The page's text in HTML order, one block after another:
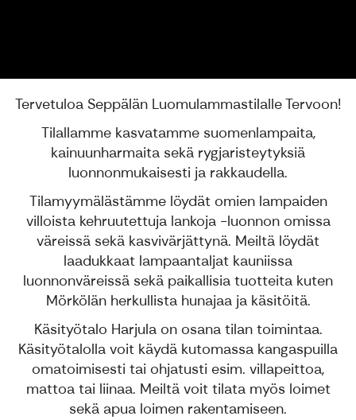
Tervetuloa Seppälän Luomulammastilalle Tervoon!
Tilallamme kasvatamme suomenlampaita,
kainuunharmaita sekä rygjaristeytyksiä
luonnonmukaisesti ja rakkaudella.
Tilamyymälästämme löydät omien lampaiden
villoista kehruutettuja lankoja -luonnon omissa
väreissä sekä kasvivärjättynä. Meiltä löydät
laadukkaat lampaantaljat kauniissa
luonnonväreissä sekä paikallisia tuotteita kuten
Mörkölän herkullista hunajaa ja käsitöitä.
Käsityötalo Harjula on osana tilan toimintaa.
Käsityötalolla voit käydä kutomassa kangaspuilla
omatoimisesti tai ohjatusti esim. villapeittoa,
mattoa tai liinaa. Meiltä voit tilata myös loimet
sekä apua loimen rakentamiseen.